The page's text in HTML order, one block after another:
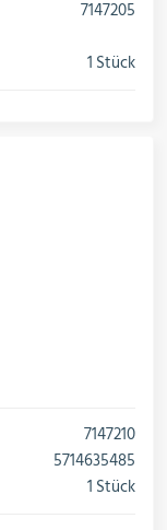
7147205
1 Stück
7147210
5714635485
1 Stück